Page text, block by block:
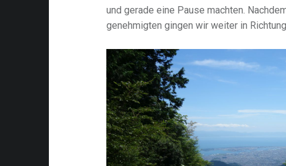
und gerade eine Pause machten.
genehmigten gingen wir weiter in